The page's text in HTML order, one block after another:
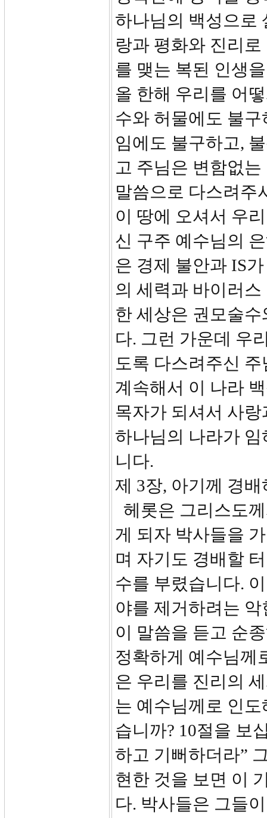
하나님의 백성으로
랑과 평화와 진리
를 맺는 복된 인생
올 한해 우리를 어
수와 허물에도 불
임에도 불구하고,
고 주님은 변함없
말씀으로 다스려주
이 땅에 오셔서 우
신 구주 예수님의
은 경제 불안과 IS
의 세력과 바이러
한 세상은 권모술
다. 그런 가운데 우
도록 다스려주신
계속해서 이 나라
목자가 되셔서 사
하나님의 나라가
니다.
제 3장, 아기께 경
헤롯은 그리스도
게 되자 박사들을
며 자기도 경배할
수를 부렸습니다.
야를 제거하려는
이 말씀을 듣고 순
정확하게 예수님께
은 우리를 진리의
는 예수님께로 인
습니까? 10절을 보
하고 기뻐하더라”
현한 것을 보면 이
다. 박사들은 그들